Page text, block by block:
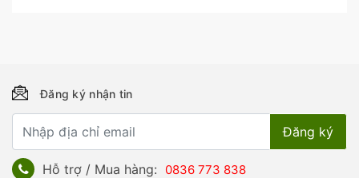
Đăng ký nhận tin
Hỗ trợ / Mua hàng: 0836 773 838